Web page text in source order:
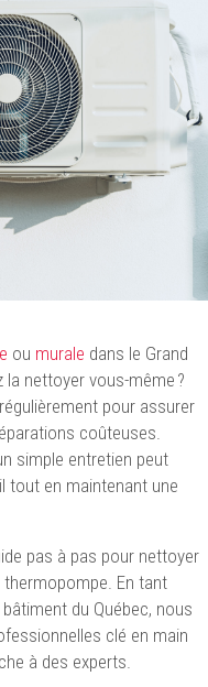
ou murale dans le Grand
la nettoyer vous-même ?
pour assurer
coûteuses.
simple entretien peut
tout en maintenant une
pas à pas pour nettoyer
En tant
du Québec, nous
clé en main
à des experts.